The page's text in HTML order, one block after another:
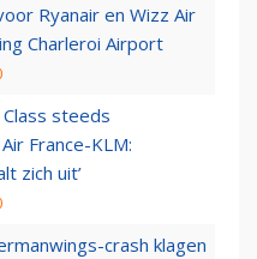
Ryanair en Wizz Air
Charleroi Airport
steeds
France-KLM:
zich uit’
crash klagen